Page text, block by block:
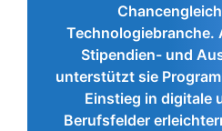
Technologiebranche.
Stipendien- und
unterstützt sie
Einstieg in digitale
Berufsfelder